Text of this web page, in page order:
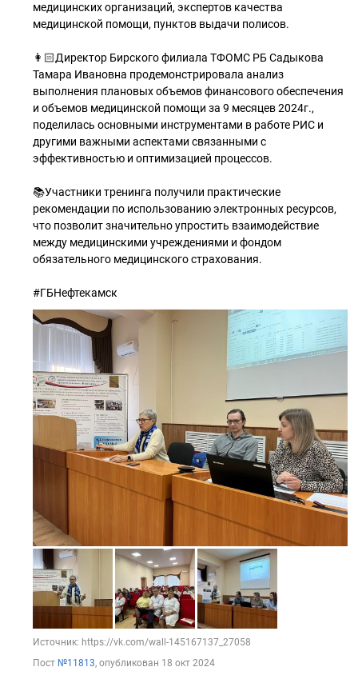
медицинских организаций, экспертов качества
медицинской помощи, пунктов выдачи полисов.
👩🏻Директор Бирского филиала ТФОМС РБ Садыкова
Тамара Ивановна продемонстрировала анализ
выполнения плановых объемов финансового обеспечения
и объемов медицинской помощи за 9 месяцев 2024г.,
поделилась основными инструментами в работе РИС и
другими важными аспектами связанными с
эффективностью и оптимизацией процессов.
📚Участники тренинга получили практические
рекомендации по использованию электронных ресурсов,
что позволит значительно упростить взаимодействие
между медицинскими учреждениями и фондом
обязательного медицинского страхования.
#ГБНефтекамск
Источник: https://vk.com/wall-145167137_27058
Пост №11813, опубликован 18 окт 2024